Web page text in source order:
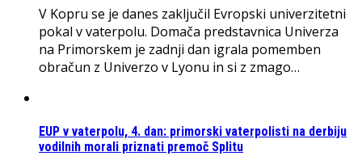
V Kopru se je danes zaključil Evropski univerzitetni
pokal v vaterpolu. Domača predstavnica Univerza
na Primorskem je zadnji dan igrala pomemben
obračun z Univerzo v Lyonu in si z zmago…
EUP v vaterpolu, 4. dan: primorski vaterpolisti na derbiju
vodilnih morali priznati premoč Splitu